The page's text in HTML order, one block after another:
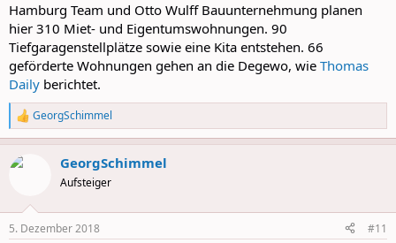
Hamburg Team und Otto Wulff Bauunternehmung planen
hier 310 Miet- und Eigentumswohnungen. 90
Tiefgaragenstellplätze sowie eine Kita entstehen. 66
geförderte Wohnungen gehen an die Degewo, wie Thomas
Daily berichtet.
R
e
a
c
s
GeorgSchimmel
GeorgSchimmel
Aufsteiger
5. Dezember 2018 #11